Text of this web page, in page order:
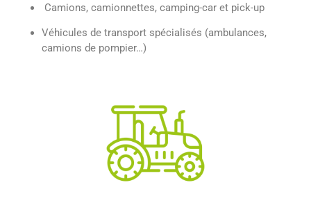
Camions, camionnettes, camping-car et pick-up
Véhicules de transport spécialisés (ambulances,
camions de pompier…)